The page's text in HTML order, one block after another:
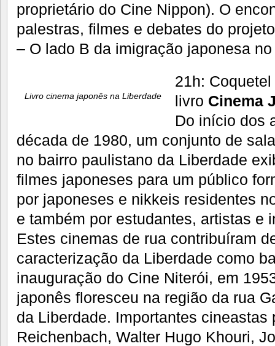
proprietário do Cine Nippon). O
palestras, filmes e debates do
– O lado B da imigração japonesa no
Livro cinema japonês na Liberdade
21h:
livro Cinema
Do início dos
década de 1980, um conjunto de
no bairro paulistano da Liberdade
filmes japoneses para um público
por japoneses e nikkeis residentes
e também por estudantes, artistas e
Estes cinemas de rua contribuíram
caracterização da Liberdade como
inauguração do Cine Niterói, em
japonês floresceu na região da rua
da Liberdade. Importantes
Reichenbach, Walter Hugo Khouri,